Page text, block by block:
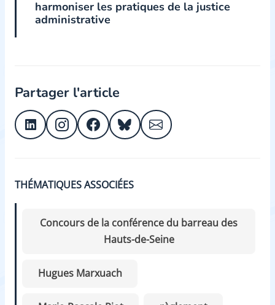
harmoniser les pratiques de la justice
administrative
Partager l'article
THÉMATIQUES ASSOCIÉES
Concours de la conférence du barreau des
Hauts-de-Seine
Hugues Marxuach